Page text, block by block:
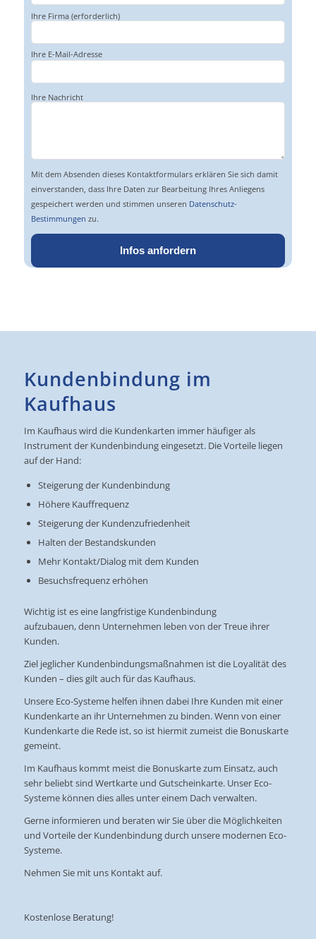
Ihre Firma (erforderlich)
Ihre E-Mail-Adresse
Bitte
dieses
leer.
lasse
Ihre Nachricht
Mit dem Absenden dieses Kontaktformulars erklären Sie sich damit
einverstanden, dass Ihre Daten zur Bearbeitung Ihres Anliegens
gespeichert werden und stimmen unseren Datenschutz-
Bestimmungen zu.
Kundenbindung im
Kaufhaus
Im Kaufhaus wird die Kundenkarten immer häufiger als
Instrument der Kundenbindung eingesetzt. Die Vorteile liegen
auf der Hand:
Steigerung der Kundenbindung
Höhere Kauffrequenz
Steigerung der Kundenzufriedenheit
Halten der Bestandskunden
Mehr Kontakt/Dialog mit dem Kunden
Besuchsfrequenz erhöhen
Wichtig ist es eine langfristige Kundenbindung
aufzubauen, denn Unternehmen leben von der Treue ihrer
Kunden.
Ziel jeglicher Kundenbindungsmaßnahmen ist die Loyalität des
Kunden – dies gilt auch für das Kaufhaus.
Unsere Eco-Systeme helfen ihnen dabei Ihre Kunden mit einer
Kundenkarte an ihr Unternehmen zu binden. Wenn von einer
Kundenkarte die Rede ist, so ist hiermit zumeist die Bonuskarte
gemeint.
Im Kaufhaus kommt meist die Bonuskarte zum Einsatz, auch
sehr beliebt sind Wertkarte und Gutscheinkarte. Unser Eco-
Systeme können dies alles unter einem Dach verwalten.
Gerne informieren und beraten wir Sie über die Möglichkeiten
und Vorteile der Kundenbindung durch unsere modernen Eco-
Systeme.
Nehmen Sie mit uns Kontakt auf.
Kostenlose Beratung!